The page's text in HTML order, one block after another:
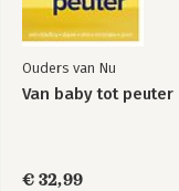
Ouders van Nu
Van baby tot peuter
€ 32,99